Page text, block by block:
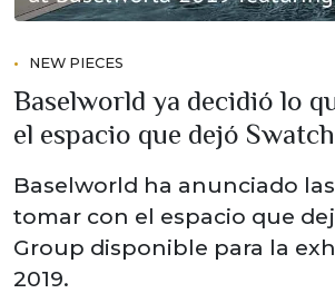
NEW PIECES
Baselworld ya decidió lo
el espacio que dejó
Baselworld ha anunciado
tomar con el espacio que
Group disponible para la
2019.